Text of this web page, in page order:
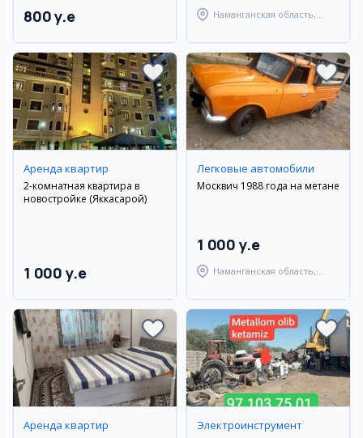
800 y.e
Наманганская область,
Аренда квартир
2-комнатная квартира в
новостройке (Яккасарой)
1 000 y.e
Легковые автомобили
Москвич 1988 года на метане
1 000 y.e
Наманганская область,
Аренда квартир Электроинструмент